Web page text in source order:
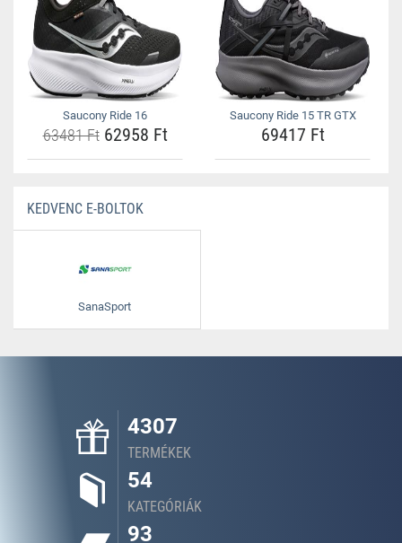
Saucony Ride 16
63481 Ft62958 Ft
Saucony Ride 15 TR GTX
69417 Ft
KEDVENC E-BOLTOK
SanaSport
4307
TERMÉKEK
54
KATEGÓRIÁK
93